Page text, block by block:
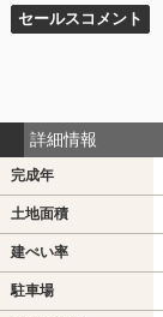
セールスコメント
詳細情報
完成年
土地面積
建ぺい率
駐車場